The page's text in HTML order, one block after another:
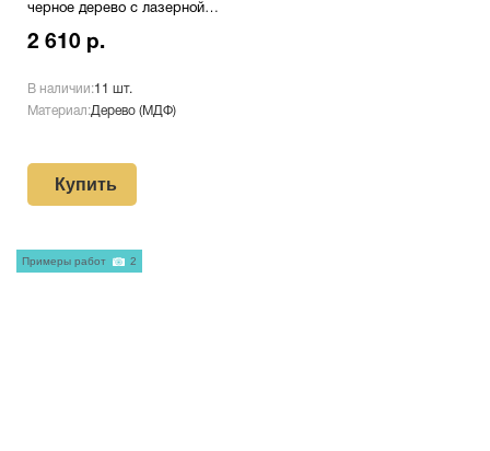
черное дерево с лазерной
2 610 р.
В наличии:11 шт.
Материал:Дерево (МДФ)
Купить
Примеры работ 2